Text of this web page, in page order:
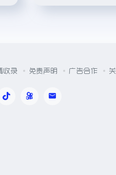
收录 免责声明 广告合作